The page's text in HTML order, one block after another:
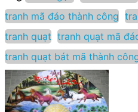
tranh mã đáo thành công
tranh quạt tranh quạt mã
tranh quạt bát mã thành